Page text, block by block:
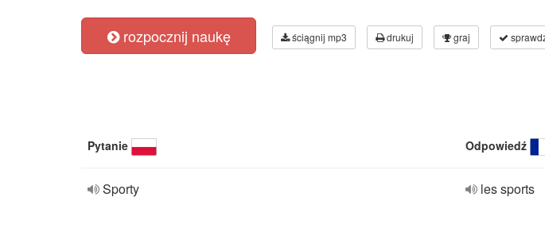
rozpocznij naukę ściągnij mp3 drukuj graj
Pytanie Odpowiedź
Sporty les sports